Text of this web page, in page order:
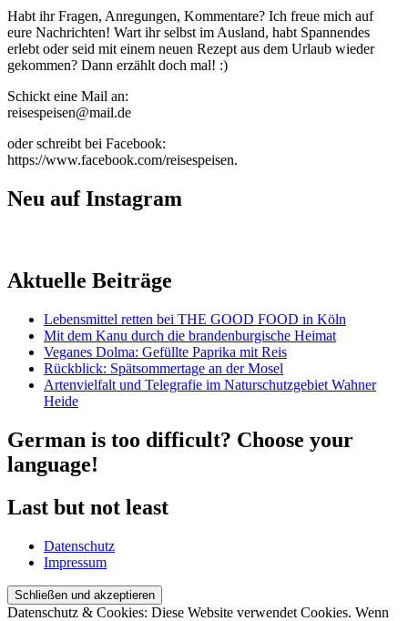
Habt ihr Fragen, Anregungen, Kommentare? Ich freue mich auf
eure Nachrichten! Wart ihr selbst im Ausland, habt Spannendes
erlebt oder seid mit einem neuen Rezept aus dem Urlaub wieder
gekommen? Dann erzählt doch mal! :)
Schickt eine Mail an:
reisespeisen@mail.de
oder schreibt bei Facebook:
https://www.facebook.com/reisespeisen.
Neu auf Instagram
Aktuelle Beiträge
Lebensmittel retten bei THE GOOD FOOD in Köln
Mit dem Kanu durch die brandenburgische Heimat
Veganes Dolma: Gefüllte Paprika mit Reis
Rückblick: Spätsommertage an der Mosel
Artenvielfalt und Telegrafie im Naturschutzgebiet Wahner
Heide
German is too difficult? Choose your
language!
Last but not least
Datenschutz
Impressum
Datenschutz & Cookies: Diese Website verwendet Cookies. Wenn